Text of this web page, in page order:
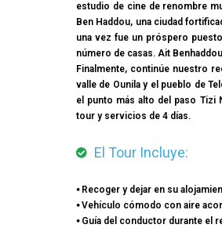
estudio de cine de renombre
Ben Haddou, una ciudad
una vez fue un próspero
número de casas. Ait
Finalmente, continúe nuestro
valle de Ounila y el pueblo de
el punto más alto del paso Tizi
tour y servicios de 4 días.
El Tour Incluye:
⦁ Recoger y dejar en su
⦁ Vehículo cómodo con aire
⦁ Guía del conductor durante el